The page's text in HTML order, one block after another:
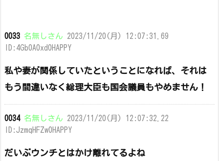
0033 名無しさん 2023/11/20(月) 12:07:31.69
ID:4Gb0A0xd0HAPPY
私や妻が関係していたということになれば、それは
もう間違いなく総理大臣も国会議員もやめません！
0034 名無しさん 2023/11/20(月) 12:07:32.22
ID:JzmqHFZw0HAPPY
だいぶウンチとはかけ離れてるよね